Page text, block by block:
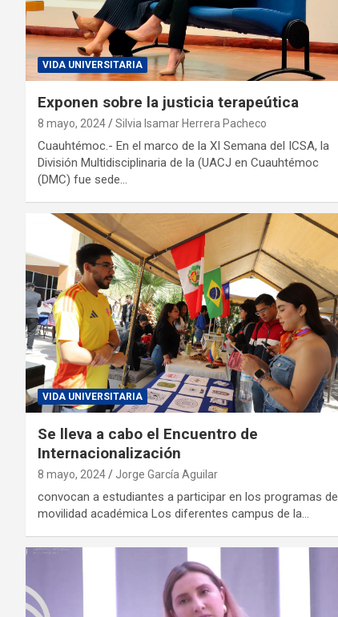
VIDA UNIVERSITARIA
Exponen sobre la justicia terapeútica
8 mayo, 2024 Silvia Isamar Herrera Pacheco
Cuauhtémoc.- En el marco de la XI Semana del ICSA, la
División Multidisciplinaria de la (UACJ en Cuauhtémoc
(DMC) fue sede…
VIDA UNIVERSITARIA
Se lleva a cabo el Encuentro de
Internacionalización
8 mayo, 2024 Jorge García Aguilar
convocan a estudiantes a participar en los programas de
movilidad académica Los diferentes campus de la…